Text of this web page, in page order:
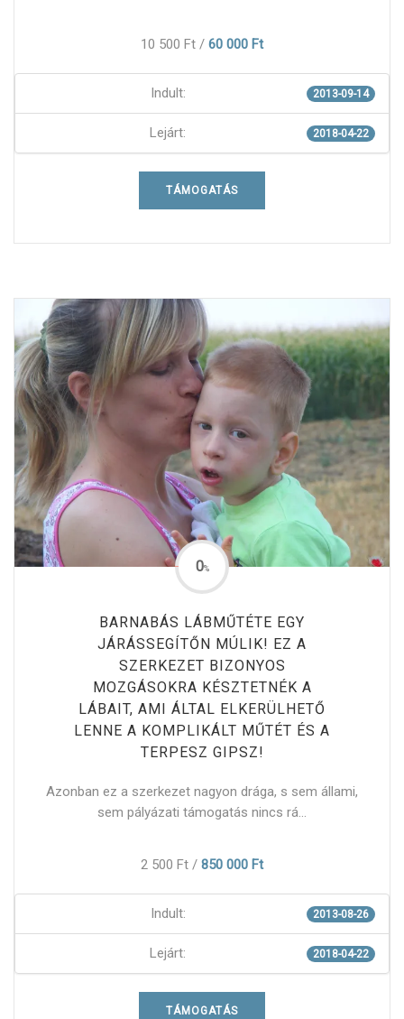
10 500 Ft / 60 000 Ft
Indult: 2013-09-14
Lejárt: 2018-04-22
TÁMOGATÁS
BARNABÁS LÁBMŰTÉTE EGY
JÁRÁSSEGÍTŐN MÚLIK! EZ A
SZERKEZET BIZONYOS
MOZGÁSOKRA KÉSZTETNÉK A
LÁBAIT, AMI ÁLTAL ELKERÜLHETŐ
LENNE A KOMPLIKÁLT MŰTÉT ÉS A
TERPESZ GIPSZ!
Azonban ez a szerkezet nagyon drága, s sem állami,
sem pályázati támogatás nincs rá...
0%
2 500 Ft / 850 000 Ft
Indult: 2013-08-26
Lejárt: 2018-04-22
TÁMOGATÁS